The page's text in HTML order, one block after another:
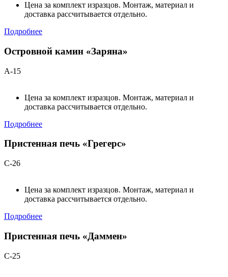
Цена за комплект изразцов. Монтаж, материал и
доставка рассчитывается отдельно.
Подробнее
Островной камин «Заряна»
А-15
Цена за комплект изразцов. Монтаж, материал и
доставка рассчитывается отдельно.
Подробнее
Пристенная печь «Грегерс»
С-26
Цена за комплект изразцов. Монтаж, материал и
доставка рассчитывается отдельно.
Подробнее
Пристенная печь «Даммен»
С-25